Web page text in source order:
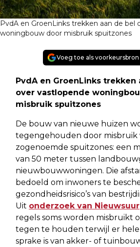
PvdA en GroenLinks trekken aan de bel
woningbouw door misbruik spuitzones
Voeg toe als
PvdA en GroenLinks trekken
over vastlopende
misbruik spuitzones
De bouw van nieuwe huizen
tegengehouden door misbruik
zogenoemde spuitzones: een
van 50 meter tussen
nieuwbouwwoningen. Die
bedoeld om inwoners te
gezondheidsrisico’s van
Uit onderzoek van Nieuwsuur
regels soms worden misbruikt
tegen te houden terwijl er
sprake is van akker- of